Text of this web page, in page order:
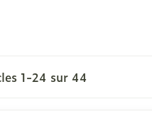
1-24 sur 44